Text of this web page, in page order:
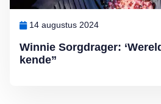
Winnie Sorgdrager:
kende”
14 augustus 2024